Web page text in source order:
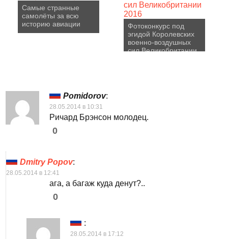
Самые странные
самолёты за всю
историю авиации
Фотоконкурс под
эгидой Королевских
военно-воздушных
сил Великобритании
Pomidorov:
28.05.2014 в 10:31
Ричард Брэнсон молодец.
0
Dmitry Popov:
28.05.2014 в 12:41
ага, а багаж куда денут?..
0
:
28.05.2014 в 17:12